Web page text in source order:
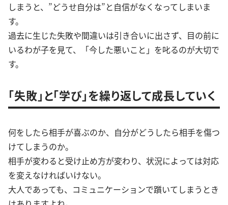
しまうと、”どうせ自分は”と自信がなくなってしまいま
す。
過去に生じた失敗や間違いは引き合いに出さず、目の前に
いるわが子を見て、「今した悪いこと」を叱るのが大切で
す。
「失敗」と「学び」を繰り返して成長していく
何をしたら相手が喜ぶのか、自分がどうしたら相手を傷つ
けてしまうのか。
相手が変わると受け止め方が変わり、状況によっては対応
を変えなければいけない。
大人であっても、コミュニケーションで躓いてしまうとき